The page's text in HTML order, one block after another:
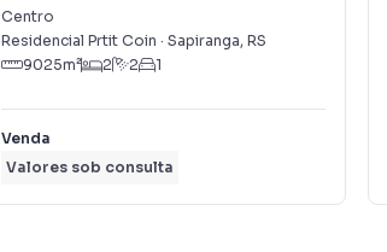
Alugar em Centro
Centro
Residencial Prtit Coin · Sapiranga, RS
9025m² 2 2 1
Venda
Valores sob consulta